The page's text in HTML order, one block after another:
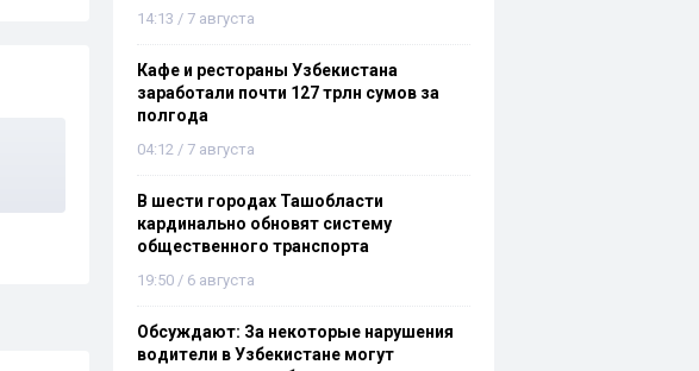
14:13 / 7 августа
Кафе и рестораны Узбекистана
заработали почти 127 трлн сумов за
полгода
04:12 / 7 августа
В шести городах Ташобласти
кардинально обновят систему
общественного транспорта
19:50 / 6 августа
Обсуждают: За некоторые нарушения
водители в Узбекистане могут